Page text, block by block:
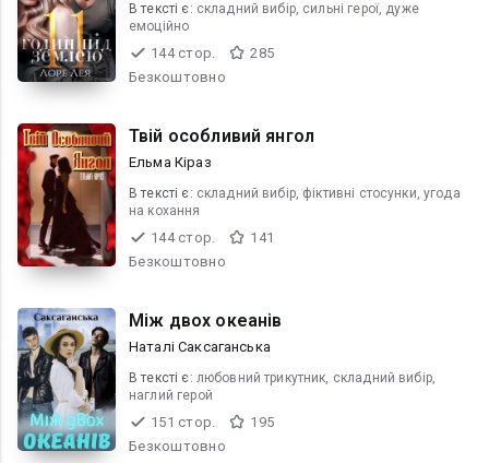
В текcті є: складний вибір, сильні герої, дуже
емоційно
144 стор.
285
Безкоштовно
Твій особливий янгол
Ельма Кіраз
В текcті є: складний вибір, фіктивні стосунки, угода
на кохання
144 стор.
141
Безкоштовно
Між двох океанів
Наталі Саксаганська
В текcті є: любовний трикутник, складний вибір,
наглий герой
151 стор.
195
Безкоштовно